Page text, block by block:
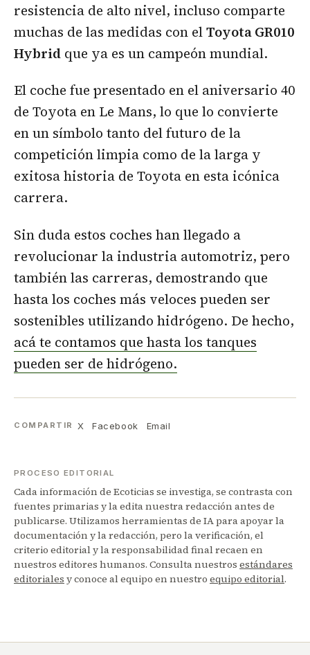
resistencia de alto nivel, incluso comparte
muchas de las medidas con elToyota GR010
Hybrid que ya es un campeón mundial.
El coche fue presentado en el aniversario 40
de Toyota en Le Mans, lo que lo convierte
en un símbolo tanto del futuro de la
competición limpia como de la larga y
exitosa historia de Toyota en esta icónica
carrera.
Sin duda estos coches han llegado a
revolucionar la industria automotriz, pero
también las carreras, demostrando que
hasta los coches más veloces pueden ser
sostenibles utilizando hidrógeno. De hecho,
acá te contamos que hasta los tanques
pueden ser de hidrógeno.
COMPARTIR X Facebook Email
PROCESO EDITORIAL
Cada información de Ecoticias se investiga, se contrasta con
fuentes primarias y la edita nuestra redacción antes de
publicarse. Utilizamos herramientas de IA para apoyar la
documentación y la redacción, pero la verificación, el
criterio editorial y la responsabilidad final recaen en
nuestros editores humanos. Consulta nuestros estándares
editoriales y conoce al equipo en nuestro equipo editorial.